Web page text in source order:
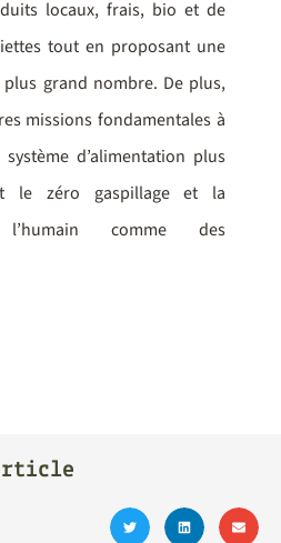
locaux, frais, bio et de
tout en proposant une
grand nombre. De plus,
missions fondamentales à
d’alimentation plus
le zéro gaspillage et la
comme des